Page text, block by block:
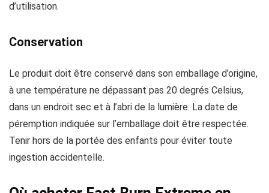
d’utilisation.
Conservation
Le produit doit être conservé dans son emballage d’origine,
à une température ne dépassant pas 20 degrés Celsius,
dans un endroit sec et à l’abri de la lumière. La date de
péremption indiquée sur l’emballage doit être respectée.
Tenir hors de la portée des enfants pour éviter toute
ingestion accidentelle.